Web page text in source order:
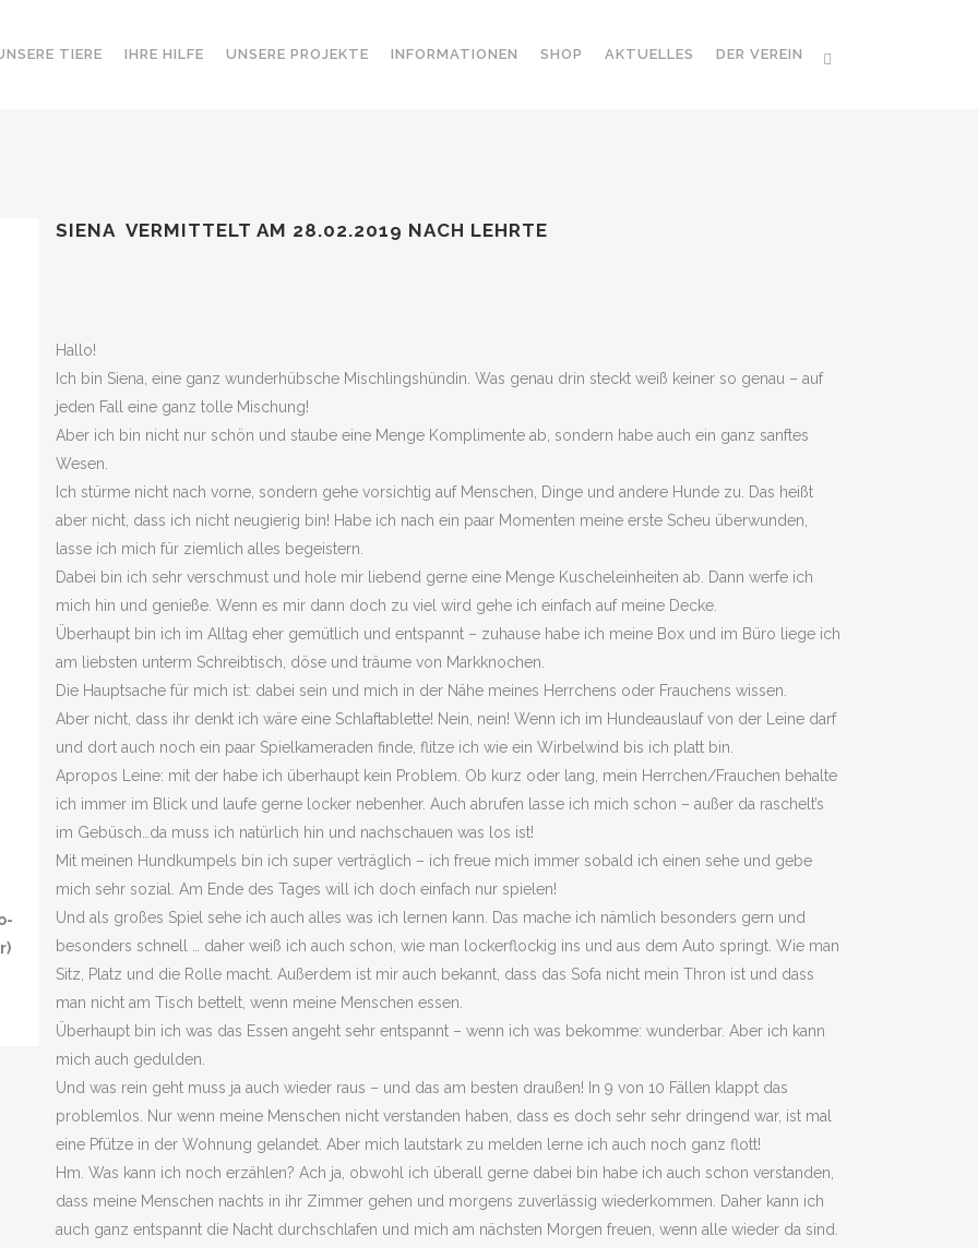
TIERE IHRE HILFE UNSERE PROJEKTE INFORMATIONEN SHOP AKTUELLES DER VEREIN
SIENA VERMITTELT AM 28.02.2019 NACH LEHRTE
Hallo!
Ich bin Siena, eine ganz wunderhübsche Mischlingshündin. Was genau drin steckt weiß keiner so genau – auf
jeden Fall eine ganz tolle Mischung!
Aber ich bin nicht nur schön und staube eine Menge Komplimente ab, sondern habe auch ein ganz sanftes
Wesen.
Ich stürme nicht nach vorne, sondern gehe vorsichtig auf Menschen, Dinge und andere Hunde zu. Das heißt
aber nicht, dass ich nicht neugierig bin! Habe ich nach ein paar Momenten meine erste Scheu überwunden,
lasse ich mich für ziemlich alles begeistern.
Dabei bin ich sehr verschmust und hole mir liebend gerne eine Menge Kuscheleinheiten ab. Dann werfe ich
mich hin und genieße. Wenn es mir dann doch zu viel wird gehe ich einfach auf meine Decke.
Überhaupt bin ich im Alltag eher gemütlich und entspannt – zuhause habe ich meine Box und im Büro liege ich
am liebsten unterm Schreibtisch, döse und träume von Markknochen.
Die Hauptsache für mich ist: dabei sein und mich in der Nähe meines Herrchens oder Frauchens wissen.
Aber nicht, dass ihr denkt ich wäre eine Schlaftablette! Nein, nein! Wenn ich im Hundeauslauf von der Leine darf
und dort auch noch ein paar Spielkameraden finde, flitze ich wie ein Wirbelwind bis ich platt bin.
Apropos Leine: mit der habe ich überhaupt kein Problem. Ob kurz oder lang, mein Herrchen/Frauchen behalte
ich immer im Blick und laufe gerne locker nebenher. Auch abrufen lasse ich mich schon – außer da raschelt’s
im Gebüsch…da muss ich natürlich hin und nachschauen was los ist!
Mit meinen Hundkumpels bin ich super verträglich – ich freue mich immer sobald ich einen sehe und gebe
mich sehr sozial. Am Ende des Tages will ich doch einfach nur spielen!
Und als großes Spiel sehe ich auch alles was ich lernen kann. Das mache ich nämlich besonders gern und
besonders schnell … daher weiß ich auch schon, wie man lockerflockig ins und aus dem Auto springt. Wie man
Sitz, Platz und die Rolle macht. Außerdem ist mir auch bekannt, dass das Sofa nicht mein Thron ist und dass
man nicht am Tisch bettelt, wenn meine Menschen essen.
Überhaupt bin ich was das Essen angeht sehr entspannt – wenn ich was bekomme: wunderbar. Aber ich kann
mich auch gedulden.
Und was rein geht muss ja auch wieder raus – und das am besten draußen! In 9 von 10 Fällen klappt das
problemlos. Nur wenn meine Menschen nicht verstanden haben, dass es doch sehr sehr dringend war, ist mal
eine Pfütze in der Wohnung gelandet. Aber mich lautstark zu melden lerne ich auch noch ganz flott!
Hm. Was kann ich noch erzählen? Ach ja, obwohl ich überall gerne dabei bin habe ich auch schon verstanden,
dass meine Menschen nachts in ihr Zimmer gehen und morgens zuverlässig wiederkommen. Daher kann ich
auch ganz entspannt die Nacht durchschlafen und mich am nächsten Morgen freuen, wenn alle wieder da sind.